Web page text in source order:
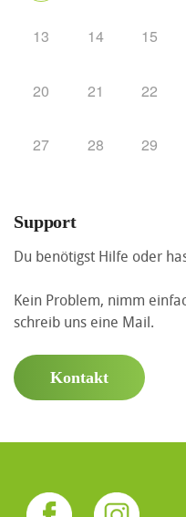
13 14 15
20 21 22
27 28 29
Support
Du benötigst Hilfe oder
Kein Problem, nimm
schreib uns eine Mail.
Kontakt